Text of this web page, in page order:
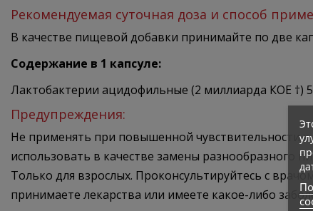
Рекомендуемая суточная доза и способ
В качестве пищевой добавки принимайте по две
Содержание в 1 капсуле:
Лактобактерии ацидофильные (2 миллиарда КОЕ †)
Предупреждения:
Не применять при повышенной чувствительности
использовать в качестве замены разнообразного
Только для взрослых. Проконсультируйтесь с
принимаете лекарства или имеете какое-либо